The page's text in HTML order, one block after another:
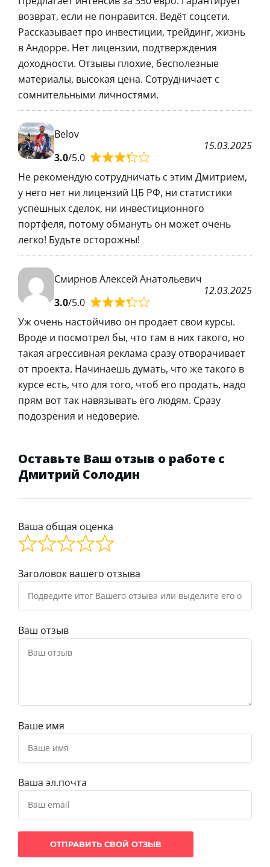
возврат, если не понравится. Ведёт соцсети.
Рассказывает про инвестиции, трейдинг, жизнь
в Андорре. Нет лицензии, подтверждения
доходности. Отзывы плохие, бесполезные
материалы, высокая цена. Сотрудничает с
сомнительными личностями.
Belov
3.0/5.0
15.03.2025
Не рекомендую сотрудничать с этим Дмитрием,
у него нет ни лицензий ЦБ РФ, ни статистики
успешных сделок, ни инвестиционного
портфеля, потому обмануть он может очень
легко! Будьте осторожны!
Смирнов Алексей Анатольевич
3.0/5.0
12.03.2025
Уж очень настойчиво он продает свои курсы.
Вроде и посмотрел бы, что там в них такого, но
такая агрессивная реклама сразу отворачивает
от проекта. Начинаешь думать, что же такого в
курсе есть, что для того, чтоб его продать, надо
прям вот так навязывать его людям. Сразу
подозрения и недоверие.
Оставьте Ваш отзыв о работе с
Дмитрий Солодин
Ваша общая оценка
Заголовок вашего отзыва
Ваш отзыв
Ваше имя
Ваша эл.почта